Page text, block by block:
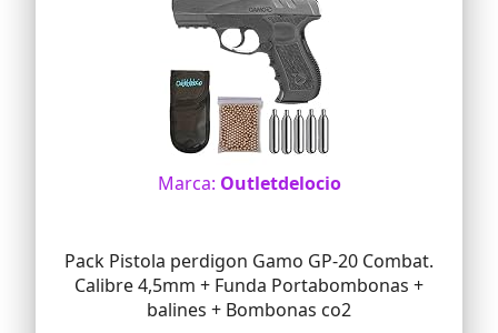
Marca: Outletdelocio
Pack Pistola perdigon Gamo GP-20 Combat.
Calibre 4,5mm + Funda Portabombonas +
balines + Bombonas co2